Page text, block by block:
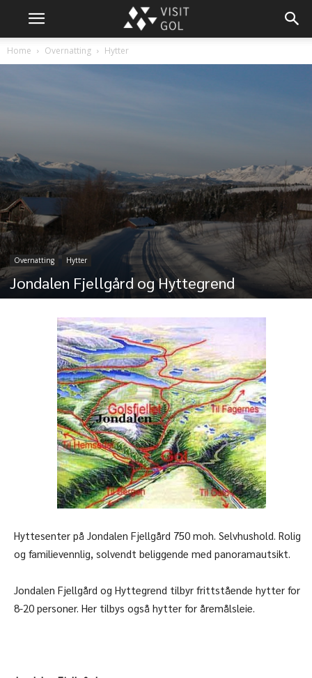
Home Overnatting Hytter
Overnatting Hytter
Jondalen Fjellgård og Hyttegrend
Hyttesenter på Jondalen Fjellgård 750 moh. Selvhushold. Rolig
og familievennlig, solvendt beliggende med panoramautsikt.
Jondalen Fjellgård og Hyttegrend tilbyr frittstående hytter for
8-20 personer. Her tilbys også hytter for åremålsleie.